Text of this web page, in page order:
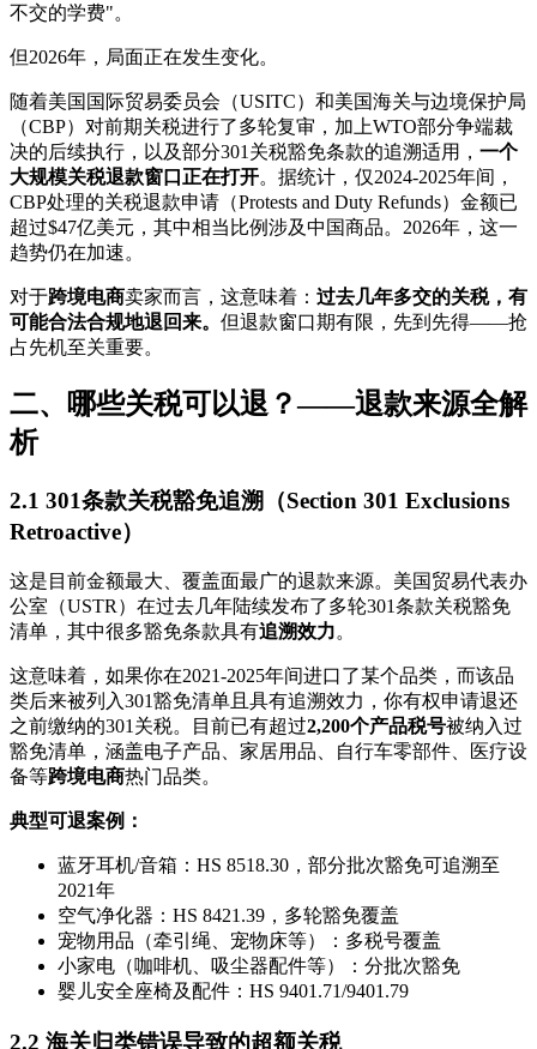
不交的学费"。
但2026年，局面正在发生变化。
随着美国国际贸易委员会（USITC）和美国海关与边境保护局
（CBP）对前期关税进行了多轮复审，加上WTO部分争端裁
决的后续执行，以及部分301关税豁免条款的追溯适用， 一个
大规模关税退款窗口正在打开。据统计，仅2024-2025年间，
CBP处理的关税退款申请（Protests and Duty Refunds）金额已
超过$47亿美元，其中相当比例涉及中国商品。2026年，这一
趋势仍在加速。
对于跨境电商卖家而言，这意味着： 过去几年多交的关税，有
可能合法合规地退回来。 但退款窗口期有限，先到先得——抢
占先机至关重要。
二、哪些关税可以退？——退款来源全解
析
2.1 301条款关税豁免追溯（Section 301 Exclusions
Retroactive）
这是目前金额最大、覆盖面最广的退款来源。美国贸易代表办
公室（USTR）在过去几年陆续发布了多轮301条款关税豁免
清单，其中很多豁免条款具有追溯效力。
这意味着，如果你在2021-2025年间进口了某个品类，而该品
类后来被列入301豁免清单且具有追溯效力，你有权申请退还
之前缴纳的301关税。目前已有超过2,200个产品税号被纳入过
豁免清单，涵盖电子产品、家居用品、自行车零部件、医疗设
备等跨境电商热门品类。
典型可退案例：
蓝牙耳机/音箱：HS 8518.30，部分批次豁免可追溯至
2021年
空气净化器：HS 8421.39，多轮豁免覆盖
宠物用品（牵引绳、宠物床等）：多税号覆盖
小家电（咖啡机、吸尘器配件等）：分批次豁免
婴儿安全座椅及配件：HS 9401.71/9401.79
2.2 海关归类错误导致的超额关税